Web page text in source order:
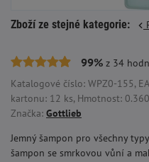
Zboží ze stejné kategorie:
99% z 34
Katalogové číslo: WPZ0-155,
kartonu: 12 ks, Hmotnost:
Značka: Gottlieb
Jemný šampon pro všechny
šampon se smrkovou vůní a